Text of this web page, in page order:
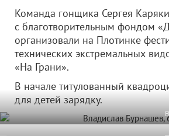
Команда гонщика Сергея
с благотворительным фондом
организовали на Плотинке
технических экстремальных
«На Грани».
В начале титулованный
для детей зарядку.